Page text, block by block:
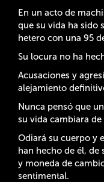
En un acto de
que su vida ha sido
hetero con una 95
Su locura no ha
Acusaciones y
alejamiento
Nunca pensó que
su vida cambiara
Odiará su cuerpo y
han hecho de él, de
y moneda de
sentimental.